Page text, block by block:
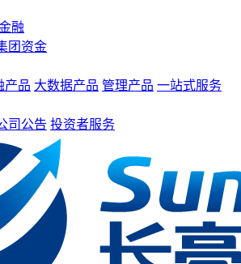
融
团资金
产品 大数据产品 管理产品 一站式服务
司公告 投资者服务